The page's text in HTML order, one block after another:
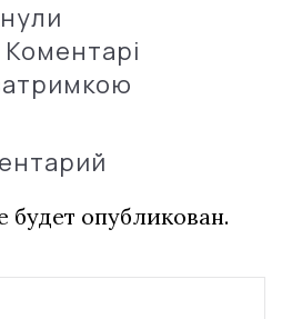
будет опубликован.